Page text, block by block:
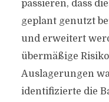
passieren, dass
geplant genutzt
und erweitert
übermäßige
Auslagerungen
identifizierte die